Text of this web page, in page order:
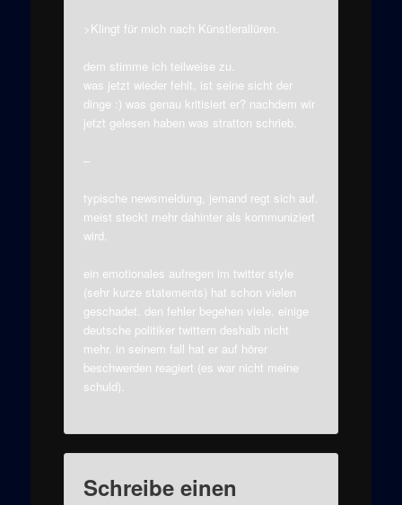
>Klingt für mich nach Künstlerallüren.
dem stimme ich teilweise zu.
was jetzt wieder fehlt, ist seine sicht der
dinge :) was genau kritisiert er? nachdem wir
jetzt gelesen haben was stratton schrieb.
–
typische newsmeldung, jemand regt sich auf.
meist steckt mehr dahinter als kommuniziert
wird.
ein emotionales aufregen im twitter style
(sehr kurze statements) hat schon vielen
geschadet. den fehler begehen viele. einige
deutsche politiker twittern deshalb nicht
mehr. in seinem fall hat er auf hörer
beschwerden reagiert (es war nicht meine
schuld).
Schreibe einen